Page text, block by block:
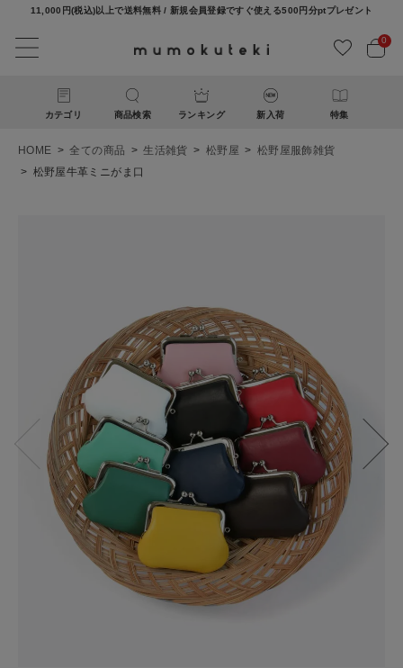
11,000円(税込)以上で送料無料 / 新規会員登録ですぐ使える500円分ptプレゼント
0
カテゴリ 商品検索 ランキング 新入荷 特集
ログイン 新規会員登録
HOME 全ての商品 生活雑貨 松野屋
松野屋服飾雑貨
松野屋牛革ミニがま口